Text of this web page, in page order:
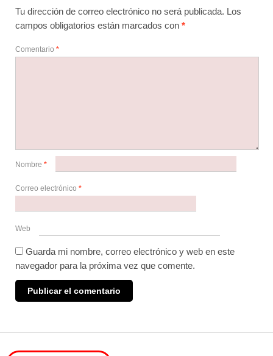
Tu dirección de correo electrónico no será publicada. Los
campos obligatorios están marcados con *
Comentario *
Nombre *
Correo electrónico *
Web
Guarda mi nombre, correo electrónico y web en este
navegador para la próxima vez que comente.